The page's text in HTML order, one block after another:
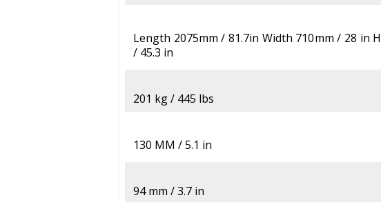
Length 2075mm / 81.7in Width 710mm / 28 in
/ 45.3 in
201 kg / 445 lbs
130 MM / 5.1 in
94 mm / 3.7 in